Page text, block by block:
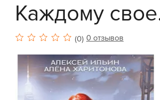
Каждому
(0) 0 отзывов